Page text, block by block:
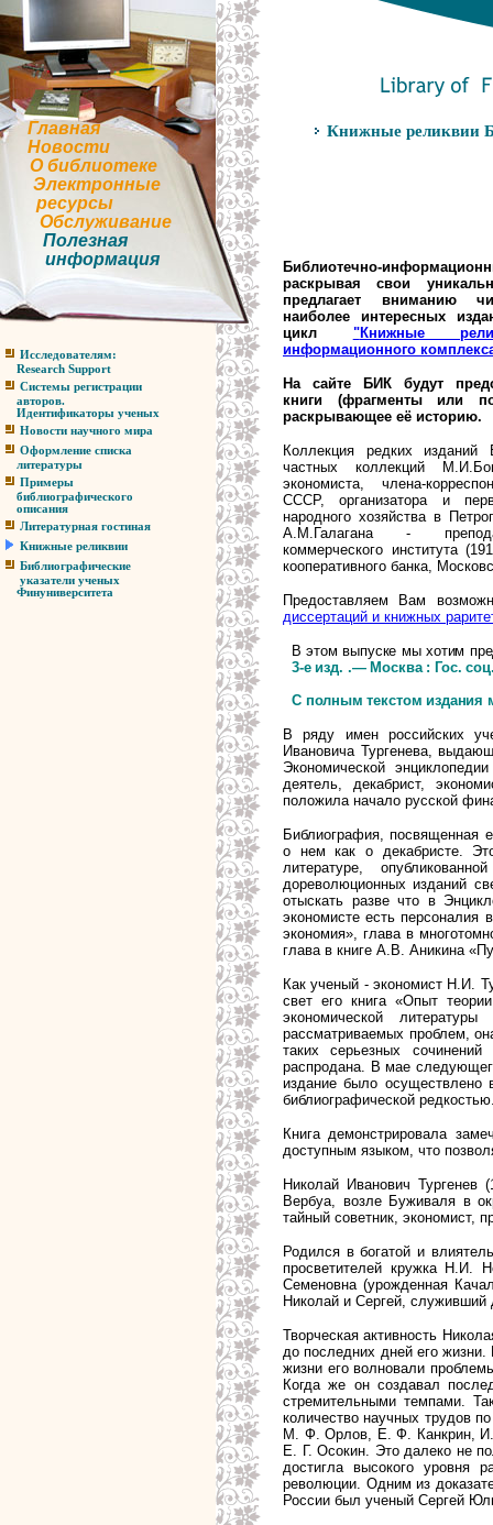
Главная
Новости
О библиотеке
Электронные
ресурсы
Обслуживание
Полезная
информация
Исследователям:
Research Support
Системы регистрации
авторов.
Идентификаторы ученых
Новости научного мира
Оформление списка
литературы
Примеры
библиографического
описания
Литературная гостиная
Книжные реликвии
Библиографические
указатели ученых
Финуниверситета
Книжные реликвии
Библиотечно-
раскрывая свои
предлагает вниманию
наиболее интересных
цикл "Книжные
информационного
На сайте БИК будут
книги (фрагменты или
раскрывающее её историю.
Коллекция редких
частных коллекций
экономиста, члена-
СССР, организатора и
народного хозяйства в
А.М.Галагана -
коммерческого института
кооперативного банка,
Предоставляем Вам
диссертаций и книжных
В этом выпуске мы хотим
3-е изд. .— Москва : Гос.
С полным текстом издания
В ряду имен российских
Ивановича Тургенева,
Экономической
деятель, декабрист,
положила начало русской
Библиография, посвященная
о нем как о декабристе.
литературе,
дореволюционных изданий
отыскать разве что в
экономисте есть персоналия
экономия», глава в
глава в книге А.В. Аникина
Как ученый - экономист Н.И.
свет его книга «Опыт
экономической
рассматриваемых проблем,
таких серьезных
распродана. В мае
издание было осуществлено
библиографической
Книга демонстрировала
доступным языком, что
Николай Иванович Тургенев
Вербуа, возле Буживаля в
тайный советник, экономист,
Родился в богатой и
просветителей кружка Н.И.
Семеновна (урожденная
Николай и Сергей, служивший
Творческая активность
до последних дней его
жизни его волновали
Когда же он создавал
стремительными темпами.
количество научных трудов
М. Ф. Орлов, Е. Ф. Канкрин, И.
Е. Г. Осокин. Это далеко не
достигла высокого уровня
революции. Одним из
России был ученый Сергей